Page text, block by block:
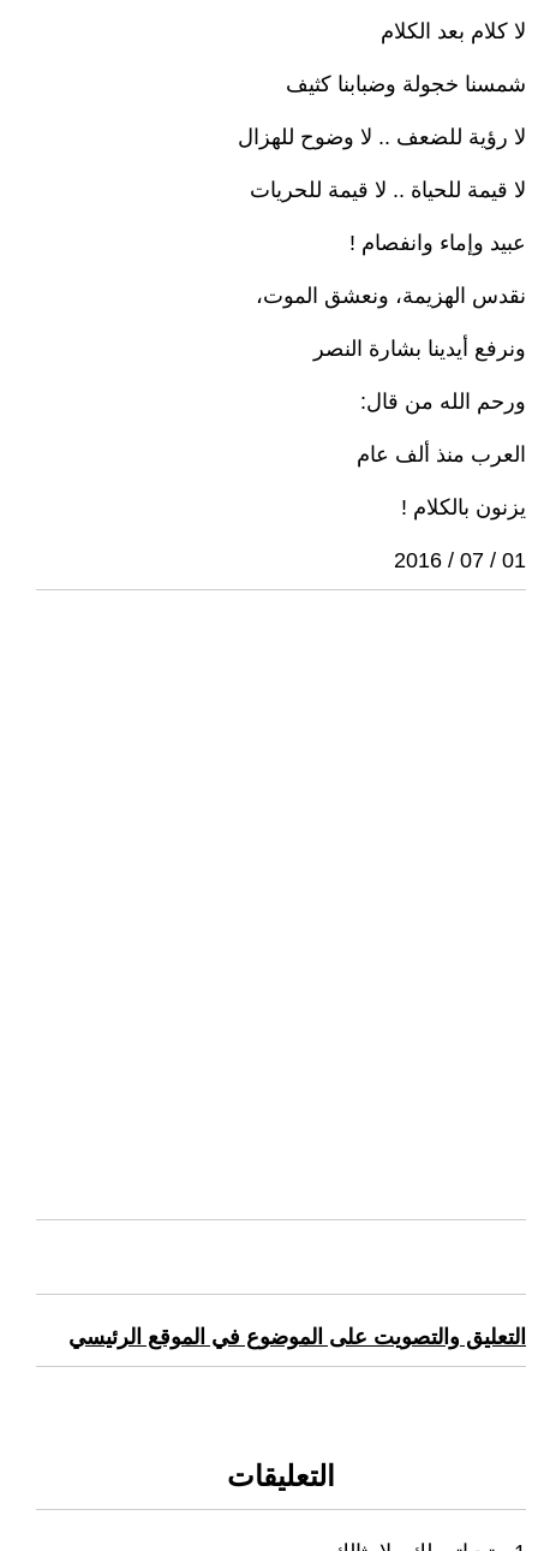
لا كلام بعد الكلام
شمسنا خجولة وضبابنا كثيف
لا رؤية للضعف .. لا وضوح للهزال
لا قيمة للحياة .. لا قيمة للحريات
عبيد وإماء وانفصام !
نقدس الهزيمة، ونعشق الموت،
ونرفع أيدينا بشارة النصر
ورحم الله من قال:
العرب منذ ألف عام
يزنون بالكلام !
01 / 07 / 2016
التعليق والتصويت على الموضوع في الموقع الرئيسي
التعليقات